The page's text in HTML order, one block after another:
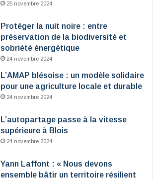
25 novembre 2024
Protéger la nuit noire : entre
préservation de la biodiversité et
sobriété énergétique
24 novembre 2024
L’AMAP blésoise : un modèle solidaire
pour une agriculture locale et durable
24 novembre 2024
L’autopartage passe à la vitesse
supérieure à Blois
24 novembre 2024
Yann Laffont : « Nous devons
ensemble bâtir un territoire résilient